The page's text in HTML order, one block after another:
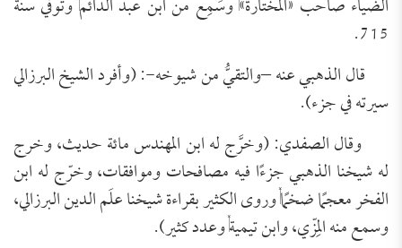
715.
قال الذهبي عنه –والتقيُّ من شيوخه-: (وأفرد الشيخ البرزالي
سيرته في جزء).
وقال الصفدي: (وخرَّج له ابن المهندس مائة حديث، وخرج
له شيخنا الذهبي جزءًا فيه مصافحات وموافقات، وخرّج له ابن
الفخر معجمًا ضخمًا, وروى الكثير بقراءة شيخنا علَم الدين البرزالي،
وسمع منه المِزّي، وابن تيمية, وعدد كثير).